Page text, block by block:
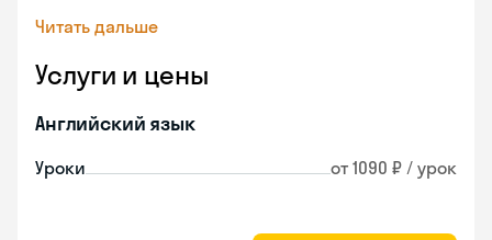
Читать дальше
Услуги и цены
Английский язык
Уроки от 1090 ₽ / урок